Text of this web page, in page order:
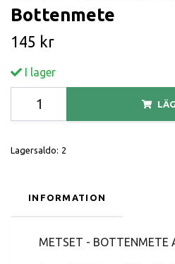
Bottenmete
145 kr
I lager
Lagersaldo: 2
INFORMATION
METSET - BOTTENMETE